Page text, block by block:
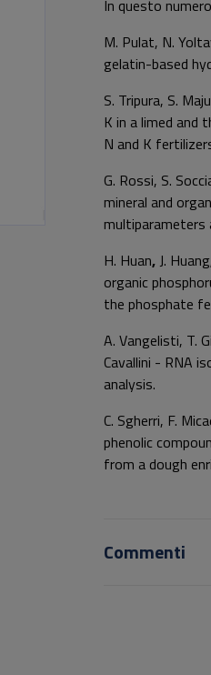
In questo
M. Pulat, N.
gelatin-based
S. Tripura, S.
K in a limed and
N and K
G. Rossi, S.
mineral and
multiparameters
H. Huan, J. Huang
organic
the phosphate
A. Vangelisti, T.
Cavallini - RNA
analysis.
C. Sgherri, F.
phenolic
from a dough
Commenti